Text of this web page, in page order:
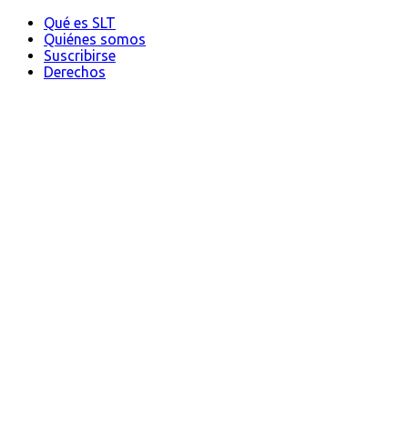
Qué es SLT
Quiénes somos
Suscribirse
Derechos